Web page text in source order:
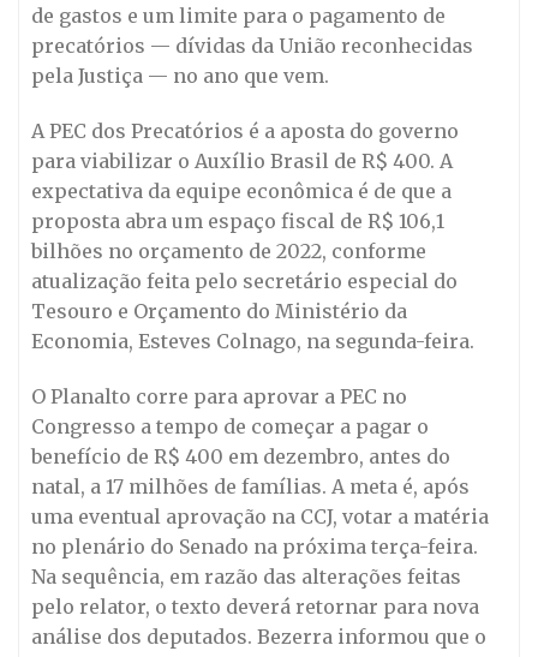
de gastos e um limite para o pagamento de
precatórios — dívidas da União reconhecidas
pela Justiça — no ano que vem.
A PEC dos Precatórios é a aposta do governo
para viabilizar o Auxílio Brasil de R$ 400. A
expectativa da equipe econômica é de que a
proposta abra um espaço fiscal de R$ 106,1
bilhões no orçamento de 2022, conforme
atualização feita pelo secretário especial do
Tesouro e Orçamento do Ministério da
Economia, Esteves Colnago, na segunda-feira.
O Planalto corre para aprovar a PEC no
Congresso a tempo de começar a pagar o
benefício de R$ 400 em dezembro, antes do
natal, a 17 milhões de famílias. A meta é, após
uma eventual aprovação na CCJ, votar a matéria
no plenário do Senado na próxima terça-feira.
Na sequência, em razão das alterações feitas
pelo relator, o texto deverá retornar para nova
análise dos deputados. Bezerra informou que o